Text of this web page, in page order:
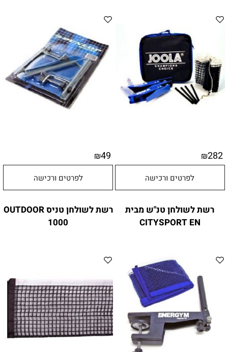
₪282
לפרטים ורכישה
₪49
לפרטים ורכישה
רשת לשולחן טנ"ש מבית
CITYSPORT EN
רשת לשולחן טניס OUTDOOR
1000